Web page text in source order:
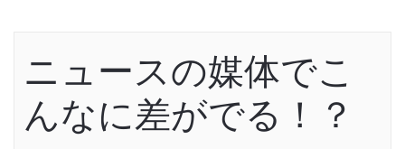
ニュースの媒体でこ
んなに差がでる！？